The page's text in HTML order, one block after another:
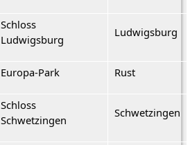
Schloss
Ludwigsburg
Ludwigsburg
Europa-Park Rust
Schloss
Schwetzingen
Schwetzingen